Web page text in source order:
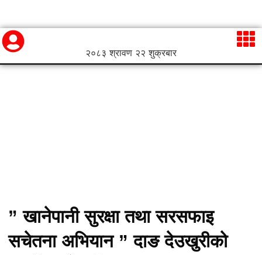
२०८३ श्रावण २२ शुक्रबार
” खानेपानी सुरक्षा तथा सरसफाइ
सचेतना अभियान ” दाङ देउखुरीको